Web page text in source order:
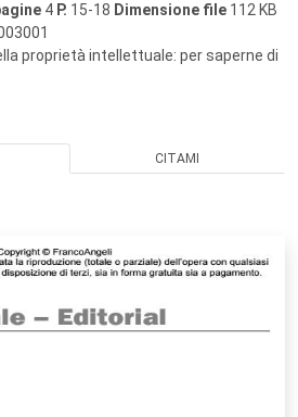
4 P. 15-18 Dimensione file 112 KB
proprietà intellettuale: per saperne di
CITAMI